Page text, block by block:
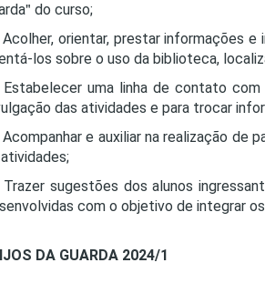
do curso;
Acolher, orientar, prestar informações e
los sobre o uso da biblioteca,
Estabelecer uma linha de contato
das atividades e para trocar
Acompanhar e auxiliar na realização de
Trazer sugestões dos alunos
com o objetivo de integrar
DA GUARDA 2024/1